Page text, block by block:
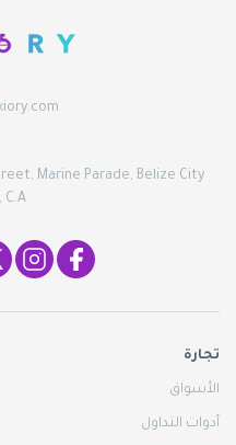
Marine Parade, Belize City,
تجارة
الأسواق
أدوات التداول